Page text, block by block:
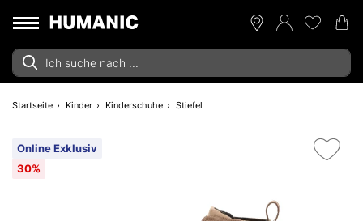
Startseite Kinder Kinderschuhe Stiefel
Online Exklusiv
30%